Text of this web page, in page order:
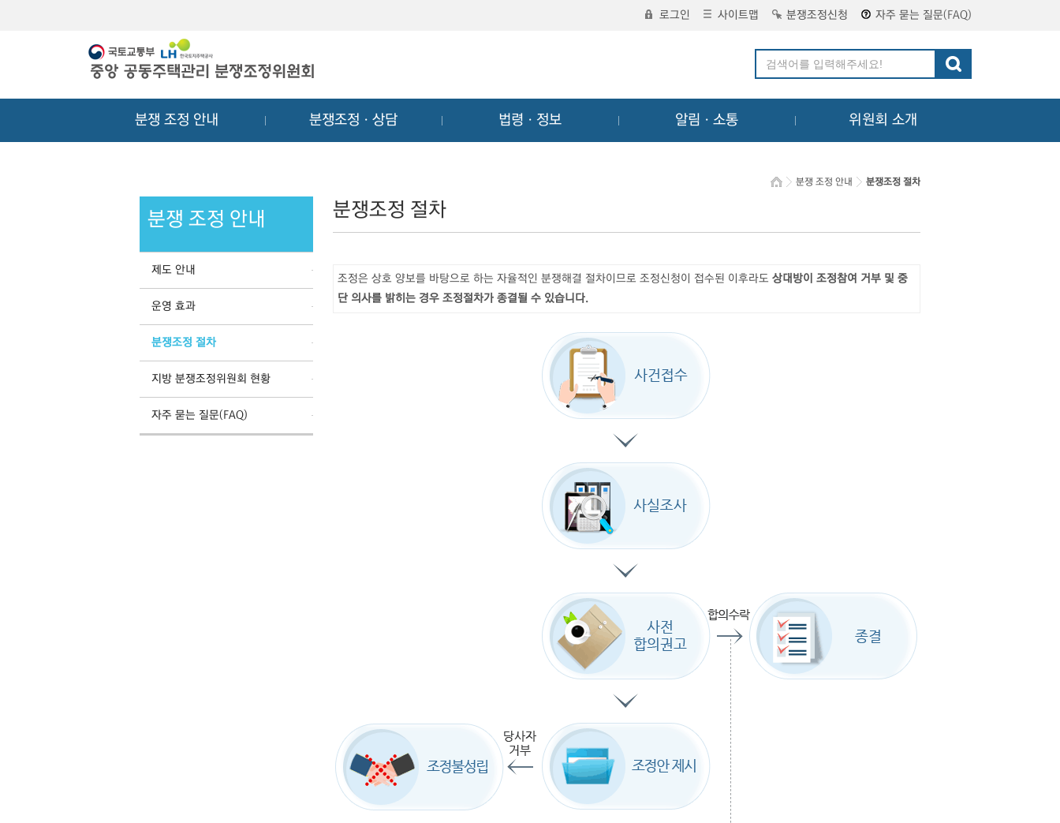
로그인 사이트맵 분쟁조정신청 자주 묻는 질문(FAQ)
분쟁 조정 안내 분쟁조정ㆍ상담 법령ㆍ정보 알림ㆍ소통 위원회 소개
분쟁 조정 안내
제도 안내
운영 효과
분쟁조정 절차
지방 분쟁조정위원회 현황
자주 묻는 질문(FAQ)
분쟁 조정 안내 분쟁조정 절차
분쟁조정 절차
조정은 상호 양보를 바탕으로 하는 자율적인 분쟁해결 절차이므로 조정신청이 접수된 이후라도 상대방이 조정참여 거부 및 중
단 의사를 밝히는 경우 조정절차가 종결될 수 있습니다.